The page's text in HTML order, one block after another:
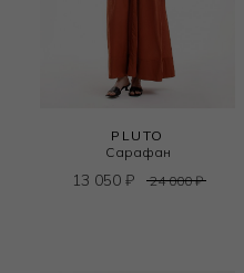
PLUTO
Сарафан
13 050 ₽ 24 000₽